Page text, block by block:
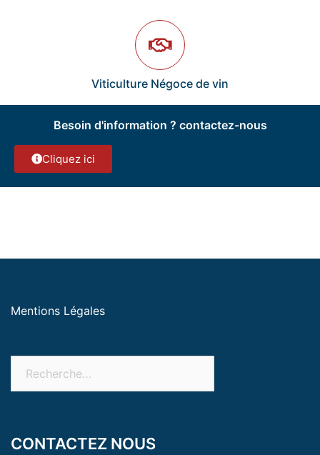
Viticulture Négoce de vin
Besoin d'information ? contactez-nous
Cliquez ici
Mentions Légales
CONTACTEZ NOUS